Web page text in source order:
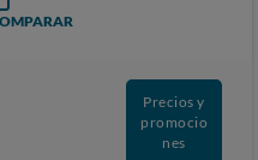
Precios y
promocio
nes